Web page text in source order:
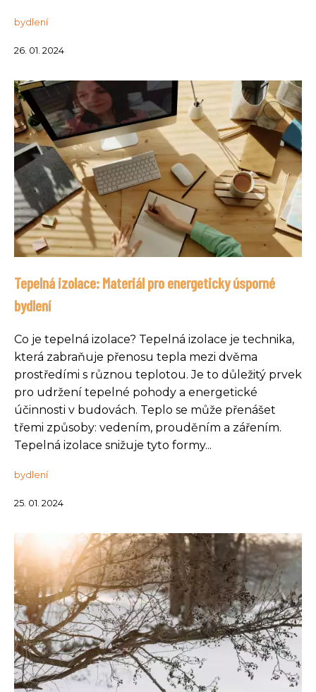
bydlení
26. 01. 2024
Tepelná izolace: Materiál pro energeticky úsporné
bydlení
Co je tepelná izolace? Tepelná izolace je technika,
která zabraňuje přenosu tepla mezi dvěma
prostředími s různou teplotou. Je to důležitý prvek
pro udržení tepelné pohody a energetické
účinnosti v budovách. Teplo se může přenášet
třemi způsoby: vedením, prouděním a zářením.
Tepelná izolace snižuje tyto formy...
bydlení
25. 01. 2024